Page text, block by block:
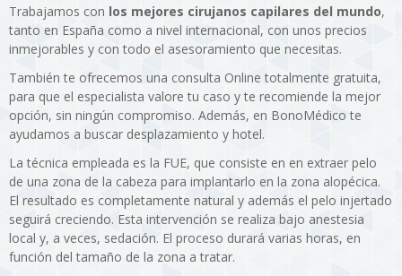
Trabajamos con los mejores cirujanos capilares del mundo,
tanto en España como a nivel internacional, con unos precios
inmejorables y con todo el asesoramiento que necesitas.
También te ofrecemos una consulta Online totalmente gratuita,
para que el especialista valore tu caso y te recomiende la mejor
opción, sin ningún compromiso. Además, en BonoMédico te
ayudamos a buscar desplazamiento y hotel.
La técnica empleada es la FUE, que consiste en en extraer pelo
de una zona de la cabeza para implantarlo en la zona alopécica.
El resultado es completamente natural y además el pelo injertado
seguirá creciendo. Esta intervención se realiza bajo anestesia
local y, a veces, sedación. El proceso durará varias horas, en
función del tamaño de la zona a tratar.